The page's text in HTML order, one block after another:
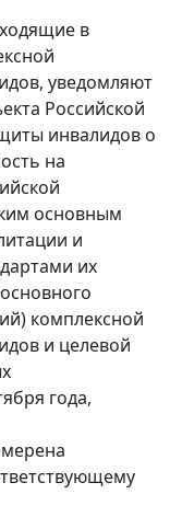
в
уведомляют
Российской
инвалидов о
на
основным
и
их
комплексной
и целевой
года,